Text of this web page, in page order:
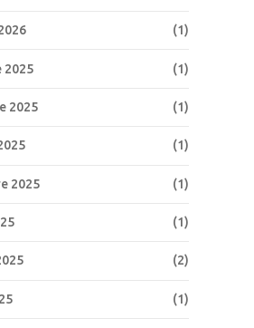
(1)
2025 (1)
2025 (1)
(1)
2025 (1)
(1)
(2)
(1)